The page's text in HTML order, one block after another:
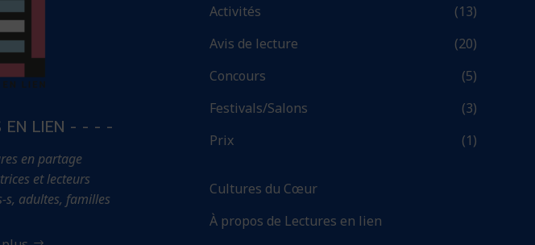
EN LIEN - - - -
en partage
et lecteurs
s, adultes, familles
Activités
(13)
Avis de lecture
(20)
Concours
(5)
Festivals/Salons
(3)
Prix
(1)
Cultures du Cœur
À propos de Lectures en lien